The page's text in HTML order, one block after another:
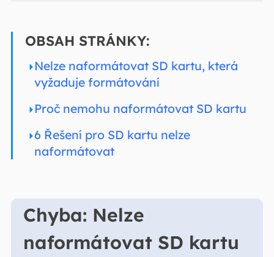
OBSAH STRÁNKY:
Nelze naformátovat SD kartu, která
vyžaduje formátování
Proč nemohu naformátovat SD kartu
6 Řešení pro SD kartu nelze
naformátovat
Chyba: Nelze
naformátovat SD kartu